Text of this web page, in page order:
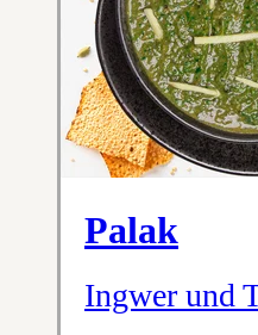
Palak
Ingwer und